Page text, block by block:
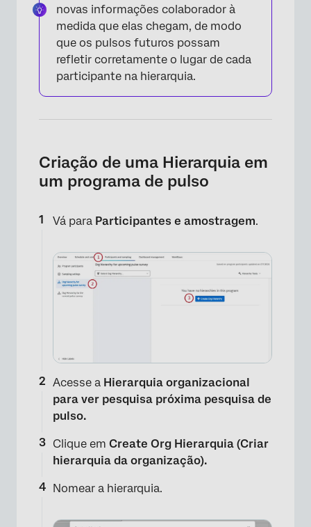
novas informações colaborador à
medida que elas chegam, de modo
que os pulsos futuros possam
refletir corretamente o lugar de cada
participante na hierarquia.
Criação de uma Hierarquia em
um programa de pulso
Vá para Participantes e amostragem.
Acesse a Hierarquia organizacional
para ver pesquisa próxima pesquisa de
pulso.
Clique em Create Org Hierarquia (Criar
hierarquia da organização).
Nomear a hierarquia.